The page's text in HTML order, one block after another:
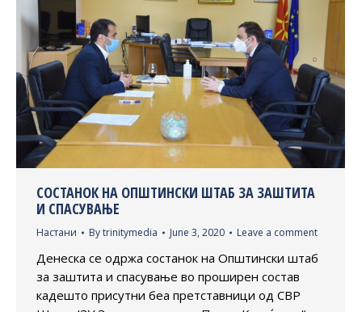
СОСТАНОК НА ОПШТИНСКИ ШТАБ ЗА ЗАШТИТА
И СПАСУВАЊЕ
Настани Bytrinitymedia June 3, 2020 Leave a comment
Денеска се одржа состанок на Општински штаб
за заштита и спасување во проширен состав
кадешто присутни беа претставници од СВР